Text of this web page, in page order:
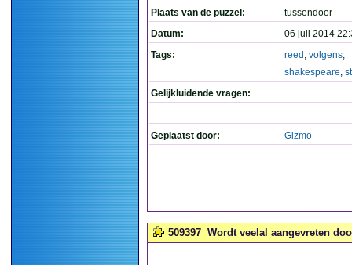
Plaats van de puzzel:
tussendoor
Datum:
06 juli 2014
Tags:
reed , volgens,
shakespeare,
Gelijkluidende vragen:
Geplaatst door: Gizmo
509397 Wordt veelal aangevreten